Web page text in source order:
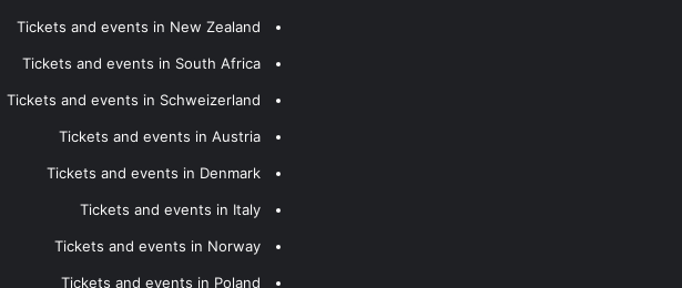
Tickets and events in New Zealand
Tickets and events in South Africa
Tickets and events in Schweizerland
Tickets and events in Austria
Tickets and events in Denmark
Tickets and events in Italy
Tickets and events in Norway
Tickets and events in Poland